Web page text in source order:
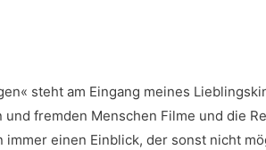
steht am Ein­gang mei­nes
frem­den Men­schen Fil­me und die
einen Ein­blick, der sonst nicht